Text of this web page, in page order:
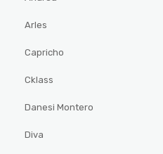
Arles
Capricho
Cklass
Danesi Montero
Diva